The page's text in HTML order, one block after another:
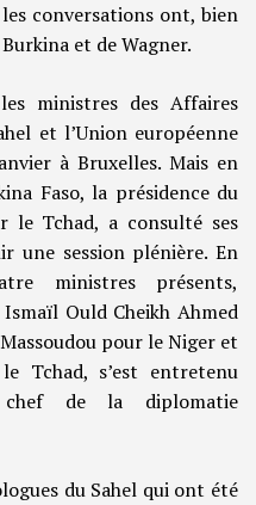
conversations ont, bien
et de Wagner.
ministres des Affaires
et l’Union européenne
à Bruxelles. Mais en
Faso, la présidence du
le Tchad, a consulté ses
une session plénière. En
ministres présents,
Ould Cheikh Ahmed
pour le Niger et
Tchad, s’est entretenu
chef de la diplomatie
du Sahel qui ont été